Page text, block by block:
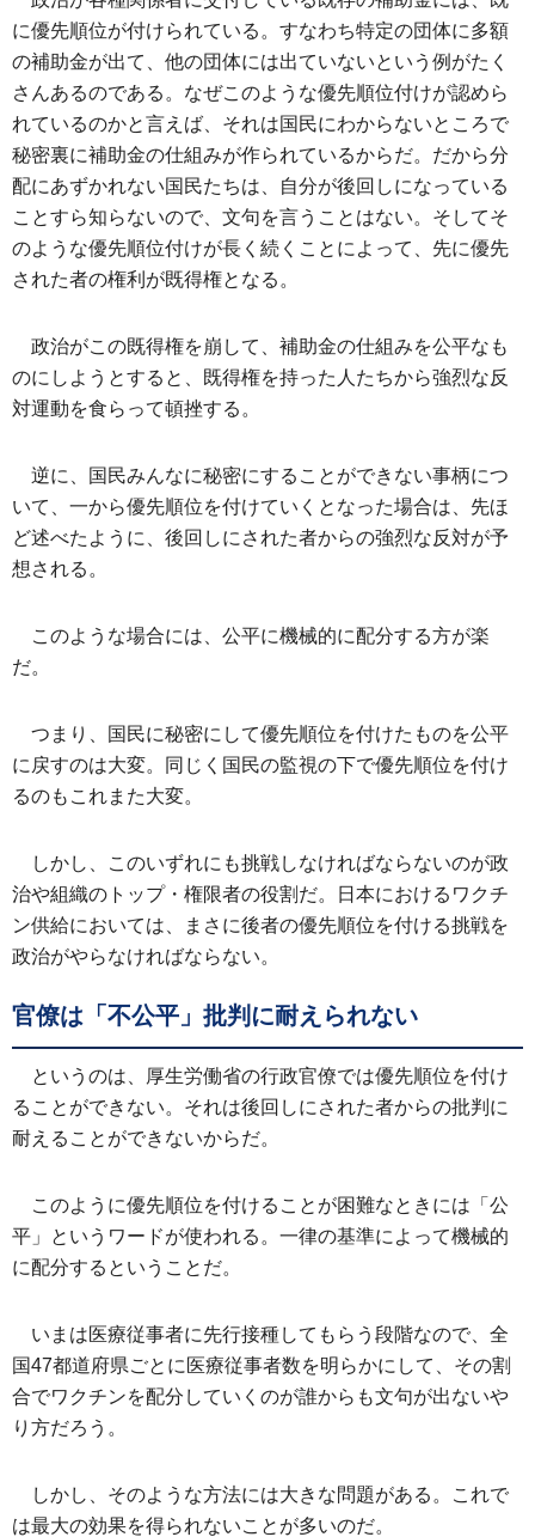
に優先順位が付けられている。すなわち特定の団体に多額
の補助金が出て、他の団体には出ていないという例がたく
さんあるのである。なぜこのような優先順位付けが認めら
れているのかと言えば、それは国民にわからないところで
秘密裏に補助金の仕組みが作られているからだ。だから分
配にあずかれない国民たちは、自分が後回しになっている
ことすら知らないので、文句を言うことはない。そしてそ
のような優先順位付けが長く続くことによって、先に優先
された者の権利が既得権となる。
政治がこの既得権を崩して、補助金の仕組みを公平なも
のにしようとすると、既得権を持った人たちから強烈な反
対運動を食らって頓挫する。
逆に、国民みんなに秘密にすることができない事柄につ
いて、一から優先順位を付けていくとなった場合は、先ほ
ど述べたように、後回しにされた者からの強烈な反対が予
想される。
このような場合には、公平に機械的に配分する方が楽
だ。
つまり、国民に秘密にして優先順位を付けたものを公平
に戻すのは大変。同じく国民の監視の下で優先順位を付け
るのもこれまた大変。
しかし、このいずれにも挑戦しなければならないのが政
治や組織のトップ・権限者の役割だ。日本におけるワクチ
ン供給においては、まさに後者の優先順位を付ける挑戦を
政治がやらなければならない。
官僚は「不公平」批判に耐えられない
というのは、厚生労働省の行政官僚では優先順位を付け
ることができない。それは後回しにされた者からの批判に
耐えることができないからだ。
このように優先順位を付けることが困難なときには「公
平」というワードが使われる。一律の基準によって機械的
に配分するということだ。
いまは医療従事者に先行接種してもらう段階なので、全
国47都道府県ごとに医療従事者数を明らかにして、その割
合でワクチンを配分していくのが誰からも文句が出ないや
り方だろう。
しかし、そのような方法には大きな問題がある。これで
は最大の効果を得られないことが多いのだ。